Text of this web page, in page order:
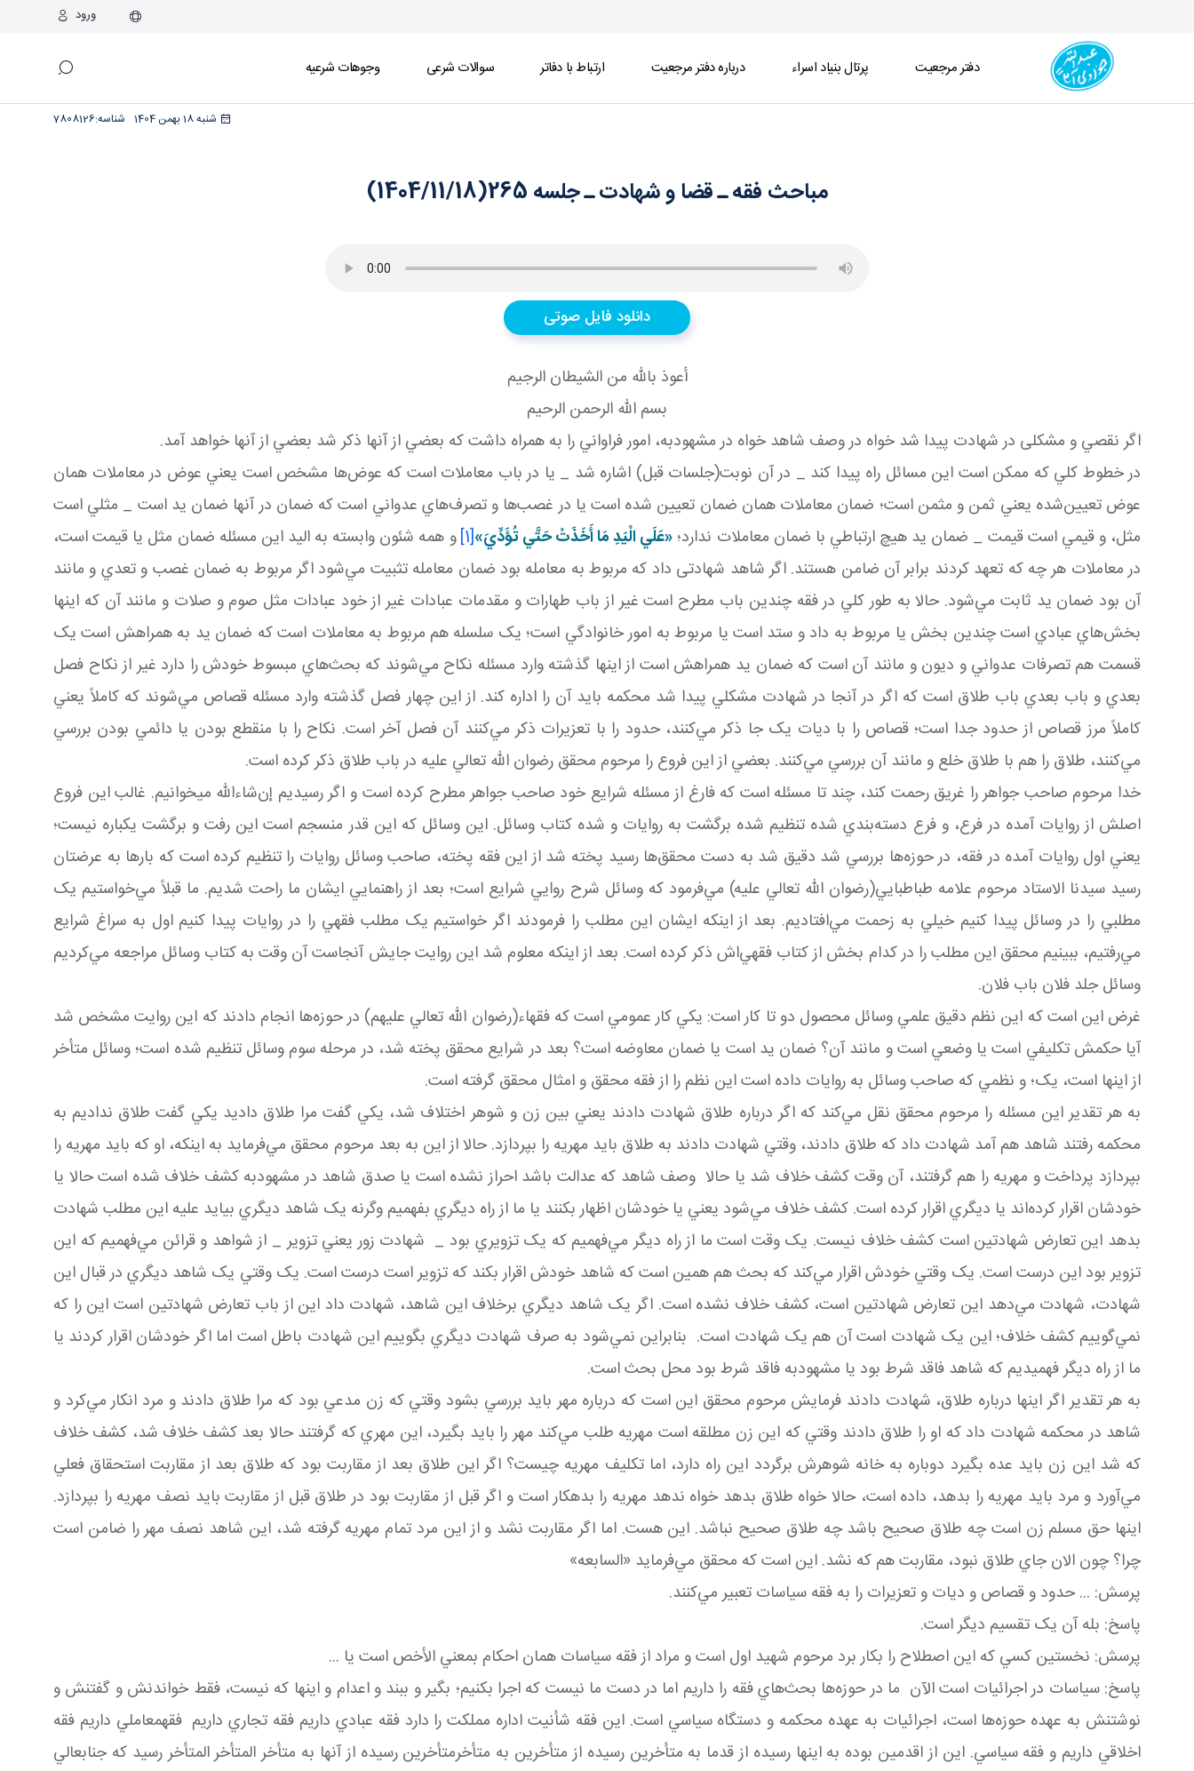
ورود
دفتر مرجعیت پرتال بنیاد اسراء درباره دفتر مرجعیت ارتباط با دفاتر سوالات شرعی وجوهات شرعیه
شنبه 18 بهمن 1404 7808126شناسه:
مباحث فقه ـ قضا و شهادت ـ جلسه 265(1404/11/18)
دانلود فایل صوتی
أعوذ بالله من الشيطان الرجيم
بسم الله الرحمن الرحيم
اگر نقصي و مشکلی در شهادت پيدا شد خواه در وصف شاهد خواه در مشهودبه، امور فراواني را به همراه داشت که بعضي از آنها ذکر شد بعضي از آنها خواهد آمد.
در خطوط کلي که ممکن است اين مسائل راه پيدا کند _ در آن نوبت(جلسات قبل) اشاره شد _ يا در باب معاملات است که عوض‌ها مشخص است يعني عوض در معاملات همان
عوض تعيين‌شده يعني ثمن و مثمن است؛ ضمان معاملات همان ضمان تعيين شده است يا در غصب‌ها و تصرف‌هاي عدواني است که ضمان در آنها ضمان يد است _ مثلي است
مثل، و قيمي است قيمت _ ضمان يد هيچ ارتباطي با ضمان معاملات ندارد؛ «عَلَي الْيَدِ مَا أَخَذَتْ حَتَّي تُؤَدِّيَ»[1] و همه شئون وابسته به اليد اين مسئله ضمان مثل يا قيمت است،
در معاملات هر چه که تعهد کردند برابر آن ضامن‌ هستند. اگر شاهد شهادتی داد که مربوط به معامله بود ضمان معامله تثبيت مي‌شود اگر مربوط به ضمان غصب و تعدي و مانند
آن بود ضمان يد ثابت مي‌شود. حالا به طور کلي در فقه چندين باب مطرح است غير از باب طهارات و مقدمات عبادات غير از خود عبادات مثل صوم و صلات و مانند آن که اينها
بخش‌هاي عبادي است چندين بخش يا مربوط به داد و ستد است يا مربوط به امور خانوادگي است؛ يک سلسله هم مربوط به معاملات است که ضمان يد به همراهش است يک
قسمت هم تصرفات عدواني و ديون و مانند آن است که ضمان يد همراهش است از اين­ها گذشته وارد مسئله نکاح مي‌شوند که بحث‌هاي مبسوط خودش را دارد غير از نکاح فصل
بعدي و باب بعدي باب طلاق است که اگر در آنجا در شهادت مشکلي پيدا شد محکمه بايد آن را اداره کند. از اين چهار فصل گذشته وارد مسئله قصاص مي‌شوند که کاملاً يعني
کاملاً مرز قصاص از حدود جدا است؛ قصاص را با ديات يک جا ذکر مي‌کنند، حدود را با تعزيرات ذکر مي‌کنند آن فصل آخر است. نکاح را با منقطع بودن يا دائمي بودن بررسي
مي‌کنند، طلاق را هم با طلاق خلع و مانند آن بررسي مي‌کنند. بعضي از اين فروع را مرحوم محقق رضوان الله تعالي عليه در باب طلاق ذکر کرده است.
خدا مرحوم صاحب جواهر را غريق رحمت کند، چند تا مسئله است که فارغ از مسئله شرايع خود صاحب جواهر مطرح کرده است و اگر رسيديم إن‌شاءالله می­خوانيم. غالب اين فروع
اصلش از روايات آمده در فرع، و فرع دسته‌بندي شده تنظيم شده برگشت به روايات و شده کتاب وسائل. اين وسائل که اين قدر منسجم است اين رفت و برگشت يکباره نيست؛
يعني اول روايات آمده در فقه، در حوزه‌ها بررسي شد دقيق شد به دست محقق‌ها رسيد پخته شد از اين فقه پخته، صاحب وسائل روايات را تنظيم کرده است که بارها به عرضتان
رسيد سيدنا الاستاد مرحوم علامه طباطبايي(رضوان الله تعالي عليه) مي‌فرمود که وسائل شرح روايي شرايع است؛ بعد از راهنمايي ايشان ما راحت شديم. ما قبلاً مي‌خواستيم يک
مطلبي را در وسائل پيدا کنيم خيلي به زحمت مي‌افتاديم. بعد از اينکه ايشان اين مطلب را فرمودند اگر خواستيم يک مطلب فقهي را در روايات پيدا کنيم اول به سراغ شرايع
مي‌رفتيم، ببينيم محقق اين مطلب را در کدام بخش از کتاب فقهي‌اش ذکر کرده است. بعد از اينکه معلوم شد اين روايت جايش آنجاست آن وقت به کتاب وسائل مراجعه مي‌کرديم
وسائل جلد فلان باب فلان.
غرض اين است که اين نظم دقيق علمي وسائل محصول دو تا کار است: يکي کار عمومي است که فقهاء(رضوان الله تعالي عليهم) در حوزه‌ها انجام دادند که اين روايت مشخص شد
آيا حکمش تکليفي است يا وضعي است و مانند آن؟ ضمان يد است يا ضمان معاوضه است؟ بعد در شرايع محقق پخته شد، در مرحله سوم وسائل تنظيم شده است؛ وسائل متأخر
از اينها است، يک؛ و نظمي که صاحب وسائل به روايات داده است اين نظم را از فقه محقق و امثال محقق گرفته است.
به هر تقدير اين مسئله را مرحوم محقق نقل مي‌کند که اگر درباره طلاق شهادت دادند يعني بين زن و شوهر اختلاف شد، يکي گفت مرا طلاق داديد يکي گفت طلاق نداديم به
محکمه رفتند شاهد هم آمد شهادت داد که طلاق دادند، وقتي شهادت دادند به طلاق بايد مهريه را بپردازد. حالا از اين به بعد مرحوم محقق مي‌فرمايد به اينکه، او که بايد مهريه را
بپردازد پرداخت و مهريه را هم گرفتند، آن وقت کشف خلاف شد يا حالا وصف شاهد که عدالت باشد احراز نشده است يا صدق شاهد در مشهودبه کشف خلاف شده است حالا يا
خودشان اقرار کرده‌اند يا ديگري اقرار کرده است. کشف خلاف مي‌شود يعني يا خودشان اظهار بکنند يا ما از راه ديگري بفهميم وگرنه يک شاهد ديگري بيايد عليه اين مطلب شهادت
بدهد اين تعارض شهادتين است کشف خلاف نيست. يک وقت است ما از راه ديگر مي‌فهميم که يک تزويري بود _ شهادت زور يعني تزوير _ از شواهد و قرائن مي‌فهميم که اين
تزوير بود اين درست است. يک وقتي خودش اقرار مي‌کند که بحث هم همين است که شاهد خودش اقرار بکند که تزوير است درست است. يک وقتي يک شاهد ديگري در قبال اين
شهادت، شهادت مي‌دهد اين تعارض شهادتين است، کشف خلاف نشده است. اگر يک شاهد ديگري برخلاف اين شاهد، شهادت داد اين از باب تعارض شهادتين است اين را که
نمي‌گوييم کشف خلاف؛ اين يک شهادت است آن هم يک شهادت است. بنابراين نمي‌شود به صرف شهادت ديگري بگوييم اين شهادت باطل است اما اگر خودشان اقرار کردند يا
ما از راه ديگر فهميديم که شاهد فاقد شرط بود يا مشهودبه فاقد شرط بود محل بحث است.
به هر تقدير اگر اينها درباره طلاق، شهادت دادند فرمايش مرحوم محقق اين است که درباره مهر بايد بررسي بشود وقتي که زن مدعي بود که مرا طلاق دادند و مرد انکار مي‌کرد و
شاهد در محکمه شهادت داد که او را طلاق دادند وقتي که اين زن مطلقه است مهريه طلب مي‌کند مهر را بايد بگيرد، اين مهري که گرفتند حالا بعد کشف خلاف شد، کشف خلاف
که شد اين زن بايد عده بگيرد دوباره به خانه شوهرش برگردد اين راه دارد، اما تکليف مهريه چيست؟ اگر اين طلاق بعد از مقاربت بود که طلاق بعد از مقاربت استحقاق فعلي
مي‌آورد و مرد بايد مهريه را بدهد، داده است، حالا خواه طلاق بدهد خواه ندهد مهريه را بدهکار است و اگر قبل از مقاربت بود در طلاق قبل از مقاربت بايد نصف مهريه را بپردازد.
اينها حق مسلم زن است چه طلاق صحيح باشد چه طلاق صحيح نباشد. اين هست. اما اگر مقاربت نشد و از اين مرد تمام مهريه گرفته شد، اين شاهد نصف مهر را ضامن است
چرا؟ چون الان جاي طلاق نبود، مقاربت هم که نشد. اين است که محقق مي‌فرمايد «السابعه»
پرسش: ... حدود و قصاص و ديات و تعزيرات را به فقه سياسات تعبير مي‌کنند.
پاسخ: بله آن يک تقسيم ديگر است.
پرسش: نخستين کسي که اين اصطلاح را بکار برد مرحوم شهيد اول است و مراد از فقه سياسات همان احکام بمعني الأخص است يا ...
پاسخ: سياسات در اجرائيات است الآن ما در حوزه‌ها بحث‌هاي فقه را داريم اما در دست ما نيست که اجرا بکنيم؛ بگير و ببند و اعدام و اينها که نيست، فقط خواندنش و گفتنش و
نوشتنش به عهده حوزه‌ها است، اجرائيات به عهده محکمه و دستگاه سياسي است. اين فقه شأنيت اداره مملکت را دارد فقه عبادي داريم فقه تجاري داريم فقهمعاملي داريم فقه
اخلاقي داريم و فقه سياسي. اين از اقدمين بوده به اينها رسيده از قدما به متأخرين رسيده از متأخرين به متأخرمتأخرين رسيده از آنها به متأخر المتأخر المتأخر رسيد که جنابعالي